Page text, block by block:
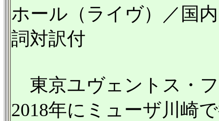
ホール（ライヴ）／国
詞対訳付
東京ユヴェントス・
2018年にミューザ川崎